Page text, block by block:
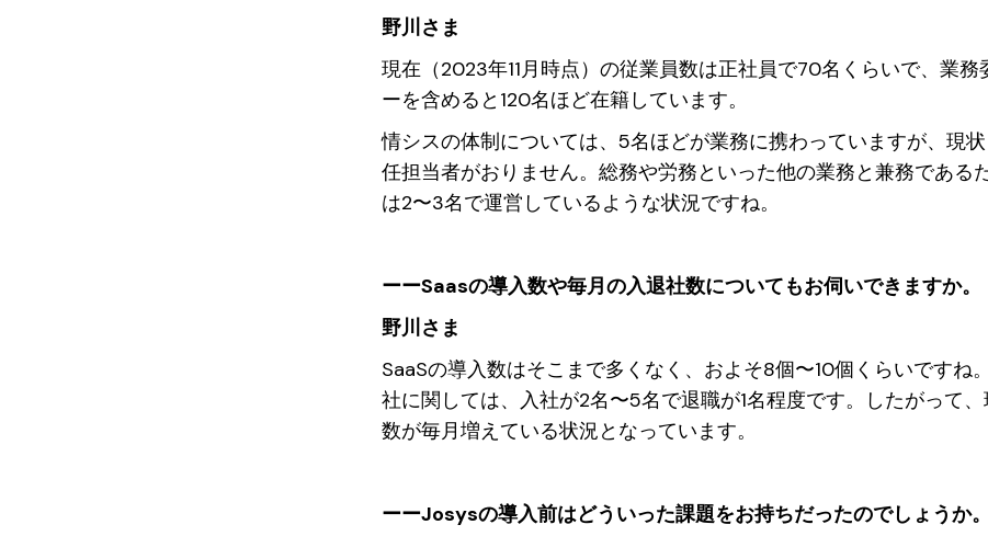
野川さま
現在（2023年11月時点）の従業員数は正社員で70名くらいで、業務
ーを含めると120名ほど在籍しています。
情シスの体制については、5名ほどが業務に携わっていますが、現
任担当者がおりません。総務や労務といった他の業務と兼務である
は2〜3名で運営しているような状況ですね。
ーーSaasの導入数や毎月の入退社数についてもお伺いできますか。
野川さま
SaaSの導入数はそこまで多くなく、およそ8個〜10個くらいですね
社に関しては、入社が2名〜5名で退職が1名程度です。したがって
数が毎月増えている状況となっています。
ーーJosysの導入前はどういった課題をお持ちだったのでしょうか。